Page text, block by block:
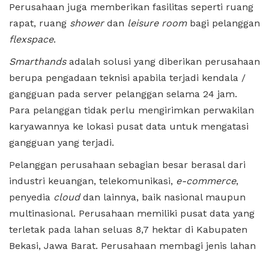
Perusahaan juga memberikan fasilitas seperti ruang
rapat, ruang showerdan leisure roombagi pelanggan
flexspace.
Smarthandsadalah solusi yang diberikan perusahaan
berupa pengadaan teknisi apabila terjadi kendala /
gangguan pada server pelanggan selama 24 jam.
Para pelanggan tidak perlu mengirimkan perwakilan
karyawannya ke lokasi pusat data untuk mengatasi
gangguan yang terjadi.
Pelanggan perusahaan sebagian besar berasal dari
industri keuangan, telekomunikasi, e-commerce,
penyedia clouddan lainnya, baik nasional maupun
multinasional. Perusahaan memiliki pusat data yang
terletak pada lahan seluas 8,7 hektar di Kabupaten
Bekasi, Jawa Barat. Perusahaan membagi jenis lahan